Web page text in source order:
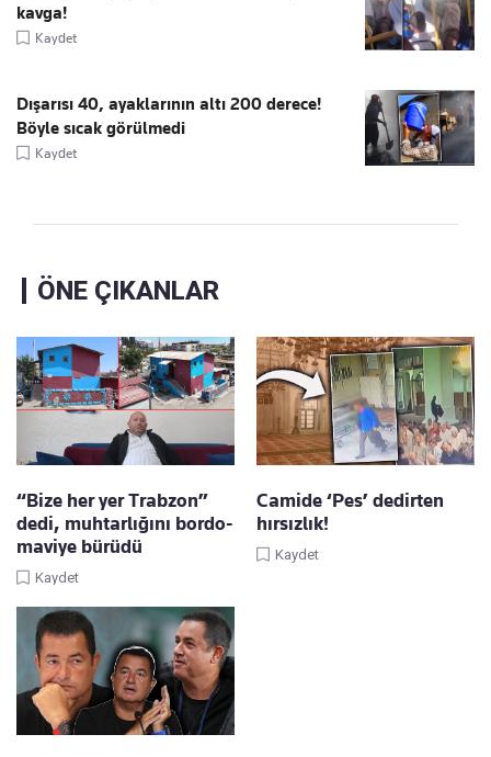
kavga!
Kaydet
Dışarısı 40, ayaklarının altı 200 derece!
Böyle sıcak görülmedi
Kaydet
ÖNE ÇIKANLAR
“Bize her yer Trabzon”
dedi, muhtarlığını bordo-
maviye bürüdü
Kaydet
Camide ‘Pes’ dedirten
hırsızlık!
Kaydet